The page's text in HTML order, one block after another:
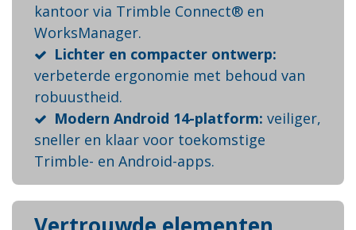
kantoor via Trimble Connect® en
WorksManager.
Lichter en compacter ontwerp:
verbeterde ergonomie met behoud van
robuustheid.
Modern Android 14-platform: veiliger,
sneller en klaar voor toekomstige
Trimble- en Android-apps.